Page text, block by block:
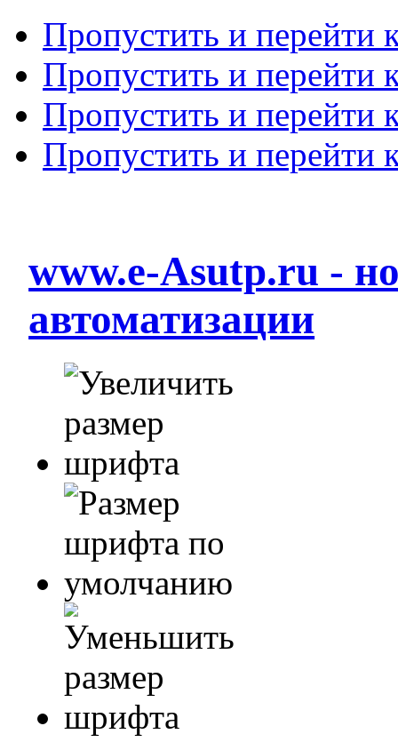
Пропустить и перейти
Пропустить и перейти
Пропустить и перейти
Пропустить и перейти
www.e-Asutp.ru -
автоматизации